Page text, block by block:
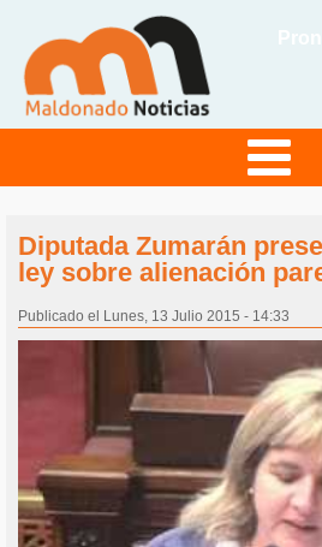
Diputada Zumarán
ley sobre alienación
Publicado el Lunes, 13 Julio 2015 - 14:33